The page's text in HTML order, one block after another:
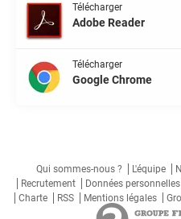
Télécharger
Adobe Reader
Télécharger
Google Chrome
Qui sommes-nous ? L'équipe
Recrutement
Données personnelles
Charte
RSS Mentions légales